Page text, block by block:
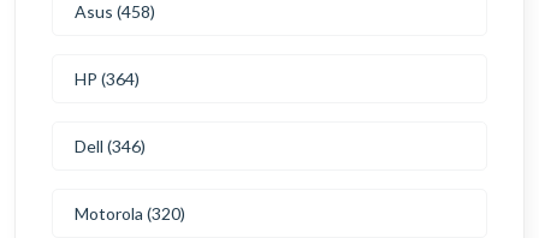
Asus (458)
HP (364)
Dell (346)
Motorola (320)